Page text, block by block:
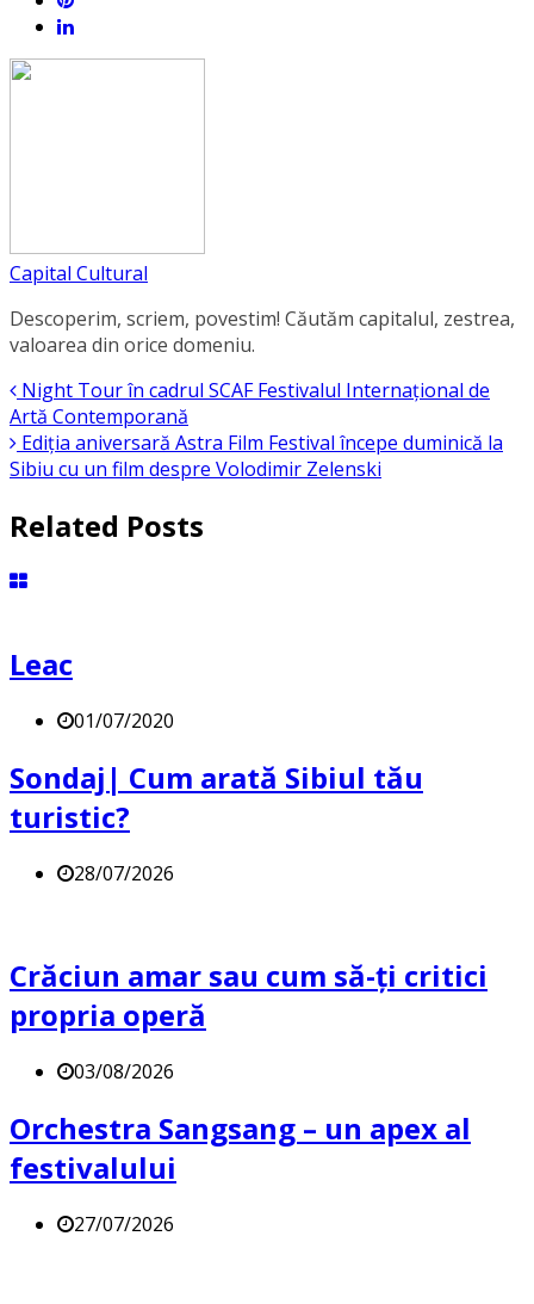
Capital Cultural
Descoperim, scriem, povestim! Căutăm capitalul, zestrea,
valoarea din orice domeniu.
Night Tour în cadrul SCAF Festivalul Internațional de
Artă Contemporană
Ediția aniversară Astra Film Festival începe duminică la
Sibiu cu un film despre Volodimir Zelenski
Related Posts
Leac
01/07/2020
Sondaj| Cum arată Sibiul tău
turistic?
28/07/2026
Crăciun amar sau cum să-ți critici
propria operă
03/08/2026
Orchestra Sangsang – un apex al
festivalului
27/07/2026